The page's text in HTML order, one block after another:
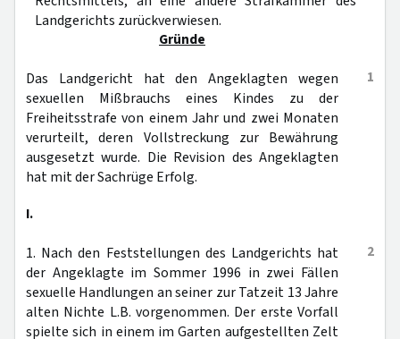
Landgerichts zurückverwiesen.
Gründe
1
Das Landgericht hat den Angeklagten wegen
sexuellen Mißbrauchs eines Kindes zu der
Freiheitsstrafe von einem Jahr und zwei Monaten
verurteilt, deren Vollstreckung zur Bewährung
ausgesetzt wurde. Die Revision des Angeklagten
hat mit der Sachrüge Erfolg.
I.
2
1. Nach den Feststellungen des Landgerichts hat
der Angeklagte im Sommer 1996 in zwei Fällen
sexuelle Handlungen an seiner zur Tatzeit 13 Jahre
alten Nichte L.B. vorgenommen. Der erste Vorfall
spielte sich in einem im Garten aufgestellten Zelt